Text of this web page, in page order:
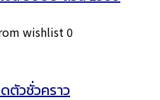
น 5000 ด่วน 2569